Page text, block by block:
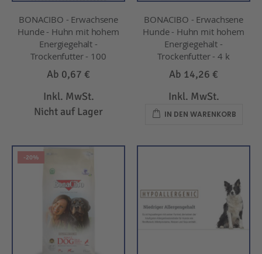
BONACIBO - Erwachsene
Hunde - Huhn mit hohem
Energiegehalt -
Trockenfutter - 100
Ab 0,67 €
Inkl. MwSt.
Nicht auf Lager
BONACIBO - Erwachsene
Hunde - Huhn mit hohem
Energiegehalt -
Trockenfutter - 4 k
Ab 14,26 €
Inkl. MwSt.
IN DEN WARENKORB
-20%